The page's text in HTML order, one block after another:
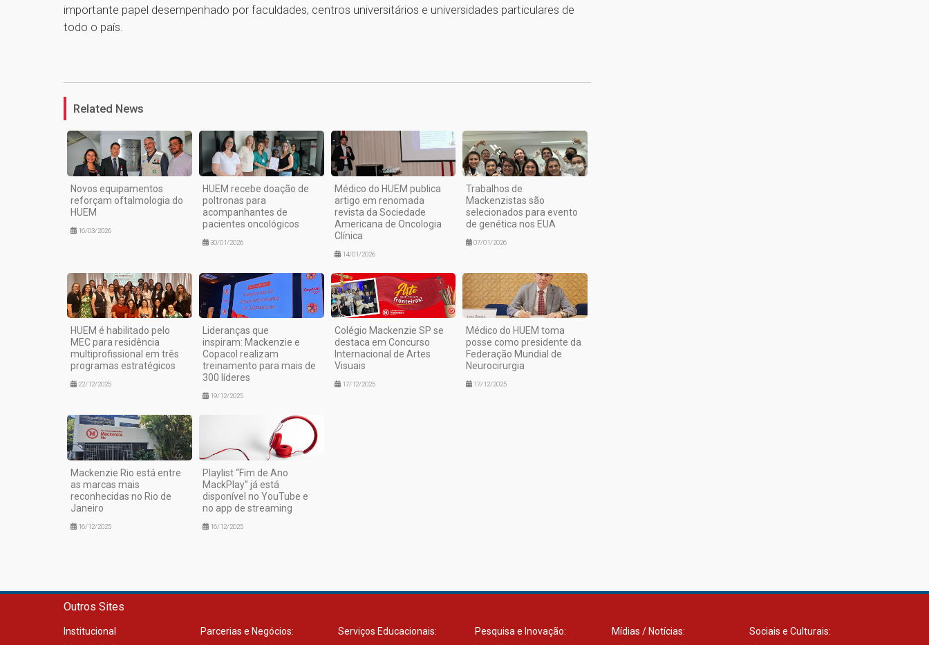
importante papel desempenhado por faculdades, centros universitários e universidades particulares de
todo o país.
Related News
Novos equipamentos
reforçam oftalmologia do
HUEM
16/03/2026
HUEM recebe doação de
poltronas para
acompanhantes de
pacientes oncológicos
30/01/2026
Médico do HUEM publica
artigo em renomada
revista da Sociedade
Americana de Oncologia
Clínica
14/01/2026
Trabalhos de
Mackenzistas são
selecionados para evento
de genética nos EUA
07/01/2026
HUEM é habilitado pelo
MEC para residência
multiprofissional em três
programas estratégicos
22/12/2025
Lideranças que
inspiram: Mackenzie e
Copacol realizam
treinamento para mais de
300 líderes
19/12/2025
Colégio Mackenzie SP se
destaca em Concurso
Internacional de Artes
Visuais
17/12/2025
Médico do HUEM toma
posse como presidente da
Federação Mundial de
Neurocirurgia
17/12/2025
Mackenzie Rio está entre
as marcas mais
reconhecidas no Rio de
Janeiro
16/12/2025
Playlist “Fim de Ano
MackPlay” já está
disponível no YouTube e
no app de streaming
16/12/2025
Outros Sites
Institucional
Parcerias e Negócios:
Serviços Educacionais:
Pesquisa e Inovação:
Mídias / Notícias:
Sociais e Culturais: